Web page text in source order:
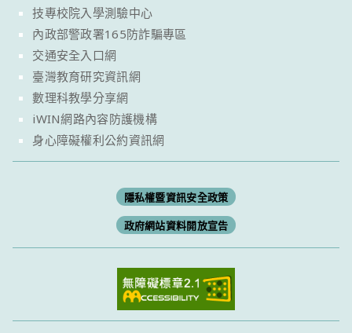
技專校院入學測驗中心
內政部警政署165防詐騙專區
交通安全入口網
臺灣教育研究資訊網
數理科教學分享網
iWIN網路內容防護機構
身心障礙權利公約資訊網
隱私權暨資訊安全政策
政府網站資料開放宣告